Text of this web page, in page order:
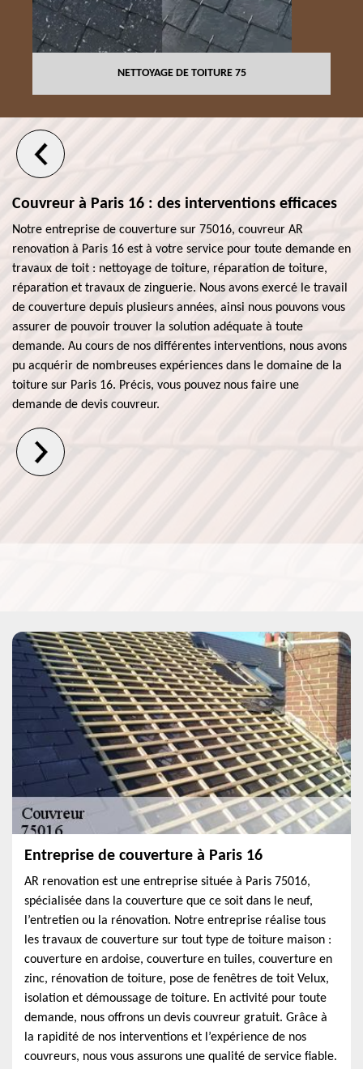
NETTOYAGE DE TOITURE 75
Couvreur à Paris 16 : des interventions efficaces
Notre entreprise de couverture sur 75016, couvreur AR
renovation à Paris 16 est à votre service pour toute demande en
travaux de toit : nettoyage de toiture, réparation de toiture,
réparation et travaux de zinguerie. Nous avons exercé le travail
de couverture depuis plusieurs années, ainsi nous pouvons vous
assurer de pouvoir trouver la solution adéquate à toute
demande. Au cours de nos différentes interventions, nous avons
pu acquérir de nombreuses expériences dans le domaine de la
toiture sur Paris 16. Précis, vous pouvez nous faire une
demande de devis couvreur.
Entreprise de couverture à Paris 16
AR renovation est une entreprise située à Paris 75016,
spécialisée dans la couverture que ce soit dans le neuf,
l’entretien ou la rénovation. Notre entreprise réalise tous
les travaux de couverture sur tout type de toiture maison :
couverture en ardoise, couverture en tuiles, couverture en
zinc, rénovation de toiture, pose de fenêtres de toit Velux,
isolation et démoussage de toiture. En activité pour toute
demande, nous offrons un devis couvreur gratuit. Grâce à
la rapidité de nos interventions et l’expérience de nos
couvreurs, nous vous assurons une qualité de service fiable.